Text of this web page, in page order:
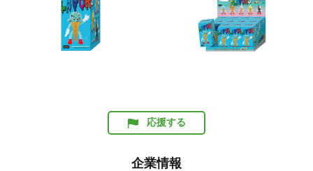
応援する
企業情報